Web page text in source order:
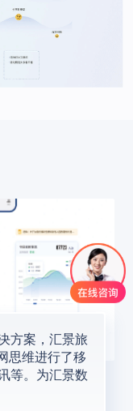
方案，汇景旅
思维进行了移
等。为汇景数